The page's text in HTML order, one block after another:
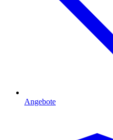
Angebote